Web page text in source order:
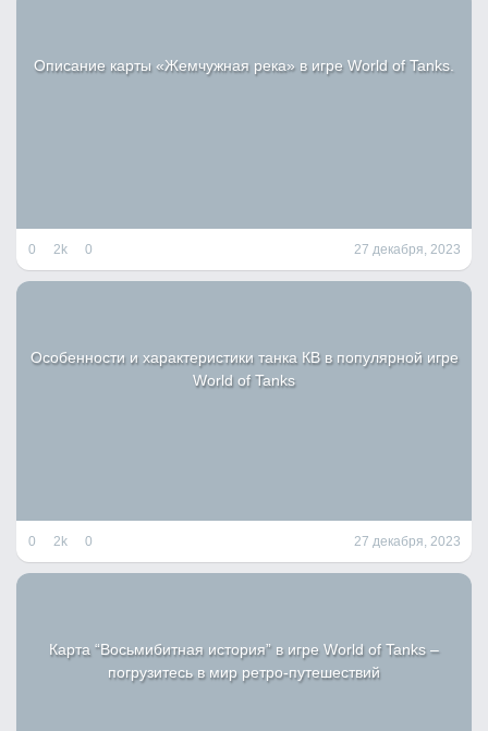
Описание карты «Жемчужная река» в игре World of Tanks.
0 2k 0 27 декабря, 2023
Особенности и характеристики танка КВ в популярной игре
World of Tanks
0 2k 0 27 декабря, 2023
Карта “Восьмибитная история” в игре World of Tanks –
погрузитесь в мир ретро-путешествий